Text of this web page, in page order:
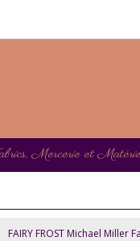
Mercerie et
FAIRY FROST Michael Miller